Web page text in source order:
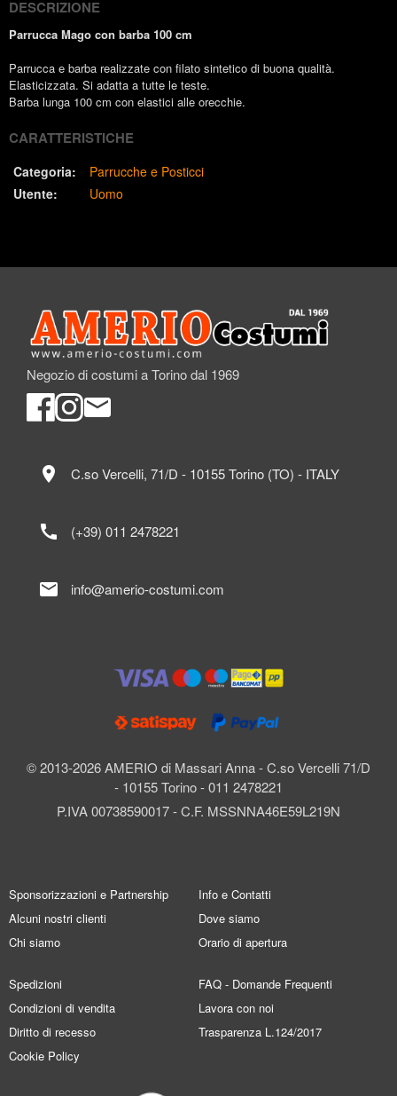
DESCRIZIONE
Parrucca Mago con barba 100 cm
Parrucca e barba realizzate con filato sintetico di buona qualità.
Elasticizzata. Si adatta a tutte le teste.
Barba lunga 100 cm con elastici alle orecchie.
CARATTERISTICHE
Categoria:
Parrucche e Posticci
Utente:
Uomo
Negozio di costumi a Torino dal 1969
© 2013-2026 AMERIO di Massari Anna - C.so Vercelli 71/D
- 10155 Torino - 011 2478221
P.IVA 00738590017 - C.F. MSSNNA46E59L219N
location_on C.so Vercelli, 71/D - 10155 Torino (TO) - ITALY
call (+39) 011 2478221
mail info@amerio-costumi.com
Sponsorizzazioni e Partnership
Alcuni nostri clienti
Chi siamo
Info e Contatti
Dove siamo
Orario di apertura
Spedizioni
Condizioni di vendita
Diritto di recesso
Cookie Policy
FAQ - Domande Frequenti
Lavora con noi
Trasparenza L.124/2017